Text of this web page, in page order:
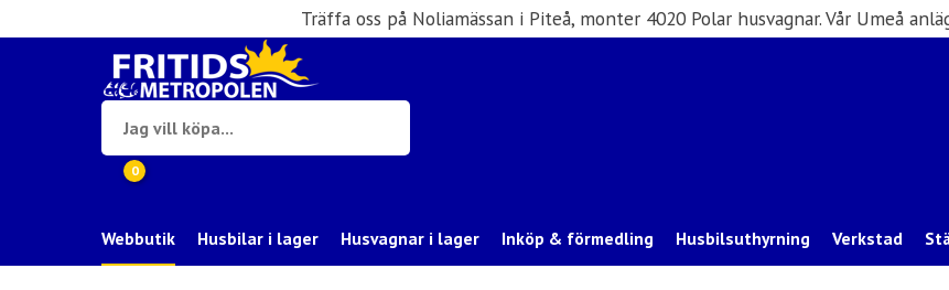
Träffa oss på Noliamässan i Piteå, monter 4020 Polar husvagnar. Vår Umeå
0
Webbutik Husbilar i lager Husvagnar i lager Inköp & förmedling Husbilsuthyrning Verkstad